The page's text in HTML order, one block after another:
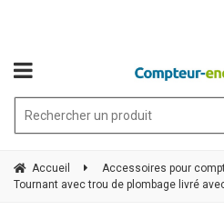
Accueil Accessoires pour
Tournant avec trou de plombage livré